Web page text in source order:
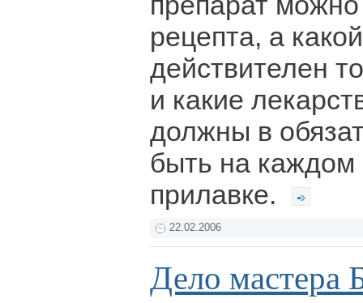
рецепта, а
действителен
и какие
должны в
быть на каждом
прилавке.
22.02.2006
Дело мастера